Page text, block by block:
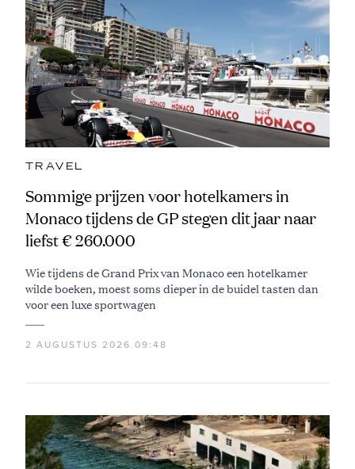
TRAVEL
Sommige prijzen voor hotelkamers in
Monaco tijdens de GP stegen dit jaar naar
liefst € 260.000
Wie tijdens de Grand Prix van Monaco een hotelkamer
wilde boeken, moest soms dieper in de buidel tasten dan
voor een luxe sportwagen
2 AUGUSTUS 2026 09:48